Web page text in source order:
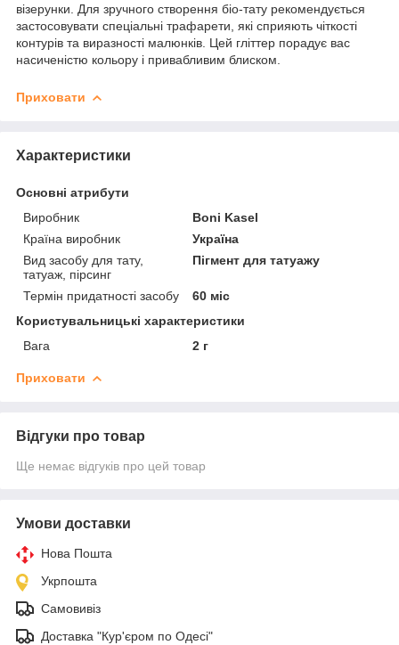
візерунки. Для зручного створення біо-тату рекомендується
застосовувати спеціальні трафарети, які сприяють чіткості
контурів та виразності малюнків. Цей гліттер порадує вас
насиченістю кольору і привабливим блиском.
Приховати
Характеристики
Основні атрибути
Виробник
Boni Kasel
Країна виробник
Україна
Вид засобу для тату,
татуаж, пірсинг
Пігмент для татуажу
Термін придатності засобу
60 міс
Користувальницькі характеристики
Вага
2 г
Приховати
Відгуки про товар
Ще немає відгуків про цей товар
Умови доставки
Нова Пошта
Укрпошта
Самовивіз
Доставка "Кур'єром по Одесі"